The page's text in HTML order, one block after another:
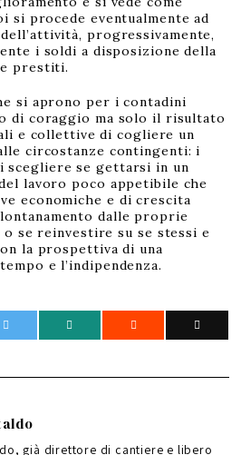
si procede eventualmente ad
progressivamente,
i soldi a disposizione della
prestiti.
si aprono per i contadini
di coraggio ma solo il risultato
e collettive di cogliere un
circostanze contingenti: i
scegliere se gettarsi in un
lavoro poco appetibile che
economiche e di crescita
dalle proprie
se reinvestire su se stessi e
la prospettiva di una
e l’indipendenza.
già direttore di cantiere e libero